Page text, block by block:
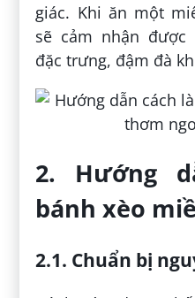
giác. Khi ăn một
sẽ cảm nhận
đặc trưng, đậm đà
2. Hướng
bánh xèo
2.1. Chuẩn bị